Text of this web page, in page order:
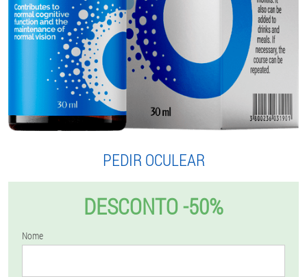
PEDIR OCULEAR
DESCONTO -50%
Nome